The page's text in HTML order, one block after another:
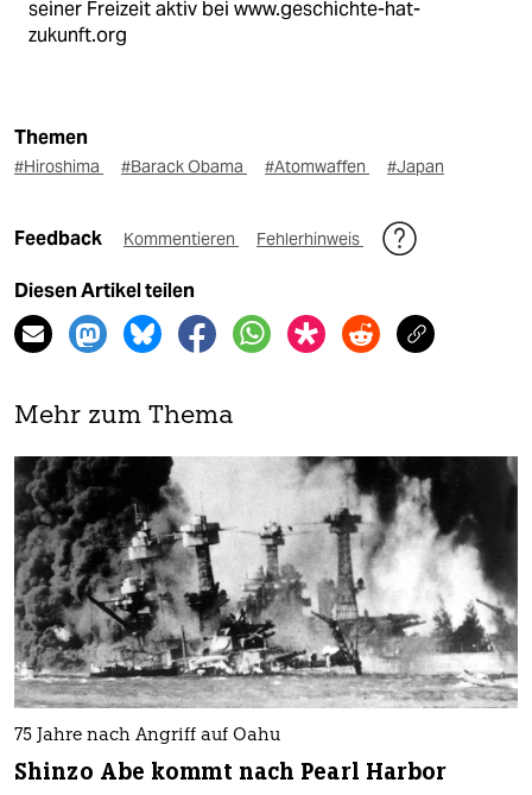
seiner Freizeit aktiv bei www.geschichte-hat-
zukunft.org
Themen
#Hiroshima #Barack Obama #Atomwaffen #Japan
Feedback Kommentieren Fehlerhinweis
Diesen Artikel teilen
Mehr zum Thema
75 Jahre nach Angriff auf Oahu
Shinzo Abe kommt nach Pearl Harbor